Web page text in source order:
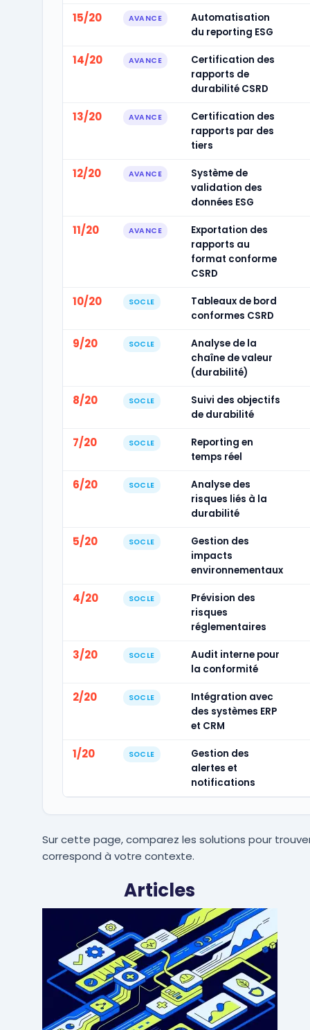
15/20 AVANCE
Automatisation
du reporting ESG
14/20 AVANCE
Certification des
rapports de
durabilité CSRD
13/20 AVANCE
Certification des
rapports par des
tiers
12/20 AVANCE
Système de
validation des
données ESG
11/20 AVANCE
Exportation des
rapports au
format conforme
CSRD
10/20 SOCLE
Tableaux de bord
conformes CSRD
9/20 SOCLE
Analyse de la
chaîne de valeur
(durabilité)
8/20 SOCLE
Suivi des objectifs
de durabilité
7/20 SOCLE
Reporting en
temps réel
6/20 SOCLE
Analyse des
risques liés à la
durabilité
5/20 SOCLE
Gestion des
impacts
environnementaux
4/20 SOCLE
Prévision des
risques
réglementaires
3/20 SOCLE
Audit interne pour
la conformité
2/20 SOCLE
Intégration avec
des systèmes ERP
et CRM
1/20 SOCLE
Gestion des
alertes et
notifications
Sur cette page, comparez les solutions pour
correspond à votre contexte.
Articles